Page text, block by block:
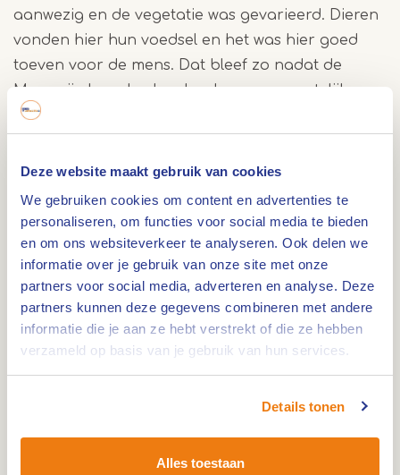
Deze website maakt gebruik van cookies
We gebruiken cookies om content en advertenties te
personaliseren, om functies voor social media te bieden
en om ons websiteverkeer te analyseren. Ook delen we
informatie over je gebruik van onze site met onze
partners voor social media, adverteren en analyse. Deze
partners kunnen deze gegevens combineren met andere
informatie die je aan ze hebt verstrekt of die ze hebben
verzameld op basis van je gebruik van hun services.
Details tonen
Alles toestaan
aanwezig en de vegetatie was gevarieerd. Dieren
vonden hier hun voedsel en het was hier goed
toeven voor de mens. Dat bleef zo nadat de
Maas zijn loop had verlegd en meer westelijk
stroomde. Na de Neanderthalers kwamen de
kolonisten uit Midden-Europa. Ze brachten nog
voedselgewassen en nieuwe typen werktuigen.
Met die boeren hadden de jagers en
verzamelaars in de rest van Limburg contacten,
maar de boerenlevenswijze namen ze nog niet
over. Dat gebeurde pas een kleine 1000 tot 1500